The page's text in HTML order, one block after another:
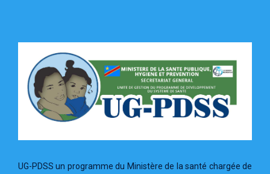
UG-PDSS un programme du Ministère de la santé chargée de